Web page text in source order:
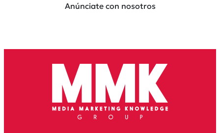
Anúnciate con nosotros